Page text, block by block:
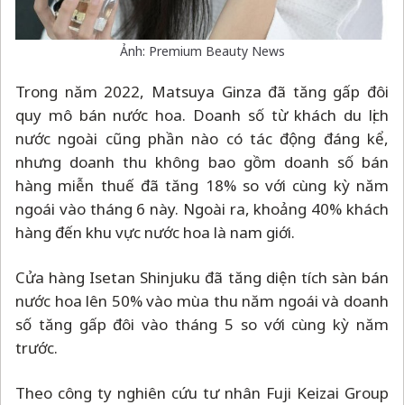
Ảnh: Premium Beauty News
Trong năm 2022, Matsuya Ginza đã tăng gấp đôi
quy mô bán nước hoa. Doanh số từ khách du lịch
nước ngoài cũng phần nào có tác động đáng kể,
nhưng doanh thu không bao gồm doanh số bán
hàng miễn thuế đã tăng 18% so với cùng kỳ năm
ngoái vào tháng 6 này. Ngoài ra, khoảng 40% khách
hàng đến khu vực nước hoa là nam giới.
Cửa hàng Isetan Shinjuku đã tăng diện tích sàn bán
nước hoa lên 50% vào mùa thu năm ngoái và doanh
số tăng gấp đôi vào tháng 5 so với cùng kỳ năm
trước.
Theo công ty nghiên cứu tư nhân Fuji Keizai Group